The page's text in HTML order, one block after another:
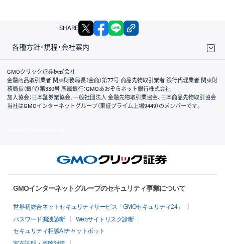
SHARE X facebook
各種方針・規程・会社案内
取引規程・約款
サイトマップ
その他のご案内
個人情報保護方針
最良執行方針
サイトのご利用について
ディスクレイマー
信託保全
リスク説明
会社案内
GMOクリック証券株式会社
金融商品取引業者 関東財務局長（金商）第77号 商品先物取引業者 銀行代理業者 関東財
務局長（銀代）第330号 所属銀行：GMOあおぞらネット銀行株式会社
加入協会：日本証券業協会、一般社団法人 金融先物取引業協会、日本商品先物取引協会
当社はGMOインターネットグループ（東証プライム上場9449）のメンバーです。
GMOインターネットグループのセキュリティ事業について
世界初総合ネットセキュリティサービス「GMOセキュリティ24」
パスワード漏洩診断
Webサイトリスク診断
セキュリティ相談AIチャットボット